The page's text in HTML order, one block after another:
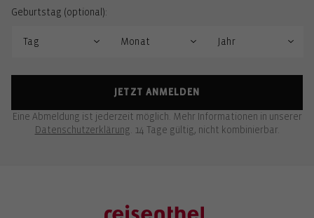
Geburtstag (optional):
JETZT ANMELDEN
Eine Abmeldung ist jederzeit möglich. Mehr Informationen in unserer
Datenschutzerklärung . 14 Tage gültig, nicht kombinierbar.